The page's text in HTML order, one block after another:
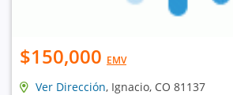
$150,000 EMV
Ver Dirección, Ignacio, CO 81137